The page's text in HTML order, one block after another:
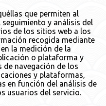
que permiten al
seguimiento y análisis del
de los sitios web a los
recogida mediante
la medición de la
o plataforma y
de navegación de los
y plataformas,
en función del análisis de
usuarios del servicio.